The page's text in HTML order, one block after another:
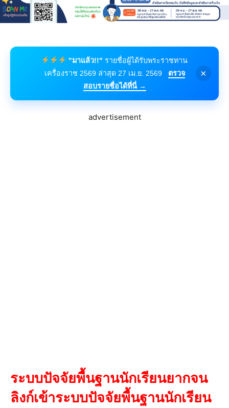
"มาแล้ว!!" รายชื่อผู้ได้รับพระราชทาน
เครื่องราช 2569 ล่าสุด 27 เม.ย. 2569
ตรวจ
สอบรายชื่อได้ที่นี่ →
×
advertisement
ระบบปัจจัยพื้นฐานนักเรียนยากจน
ลิงก์เข้าระบบปัจจัยพื้นฐานนักเรียน